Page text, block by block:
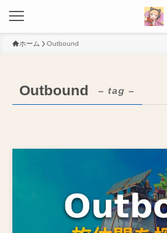
ホーム Outbound
Outbound – tag –